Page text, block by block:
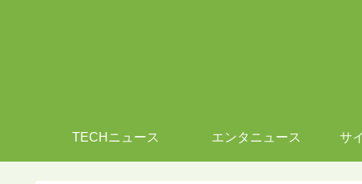
TECHニュース エンタニュース サ